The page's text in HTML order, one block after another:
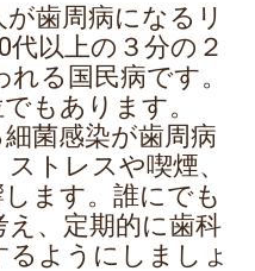
歯周病になるリ
以上の３分の２
る国民病です。
もあります。
菌感染が歯周病
トレスや喫煙、
ます。誰にでも
、定期的に歯科
ようにしましょ